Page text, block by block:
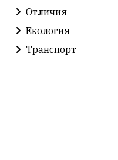
Отличия
Екология
Транспорт